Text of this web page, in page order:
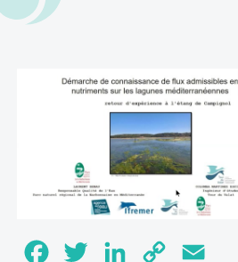
FacebookTwitter LinkedInCopy